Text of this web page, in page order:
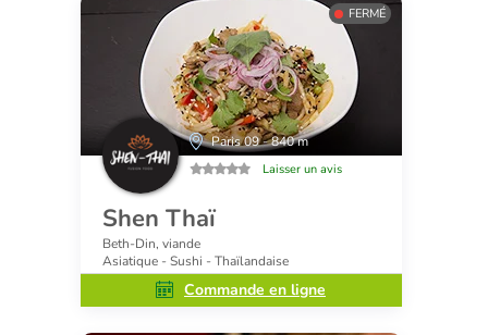
FERMÉ
Paris 09 - 840 m
Laisser un avis
Shen Thaï
Beth-Din, viande
Asiatique - Sushi - Thaïlandaise
Commande en ligne